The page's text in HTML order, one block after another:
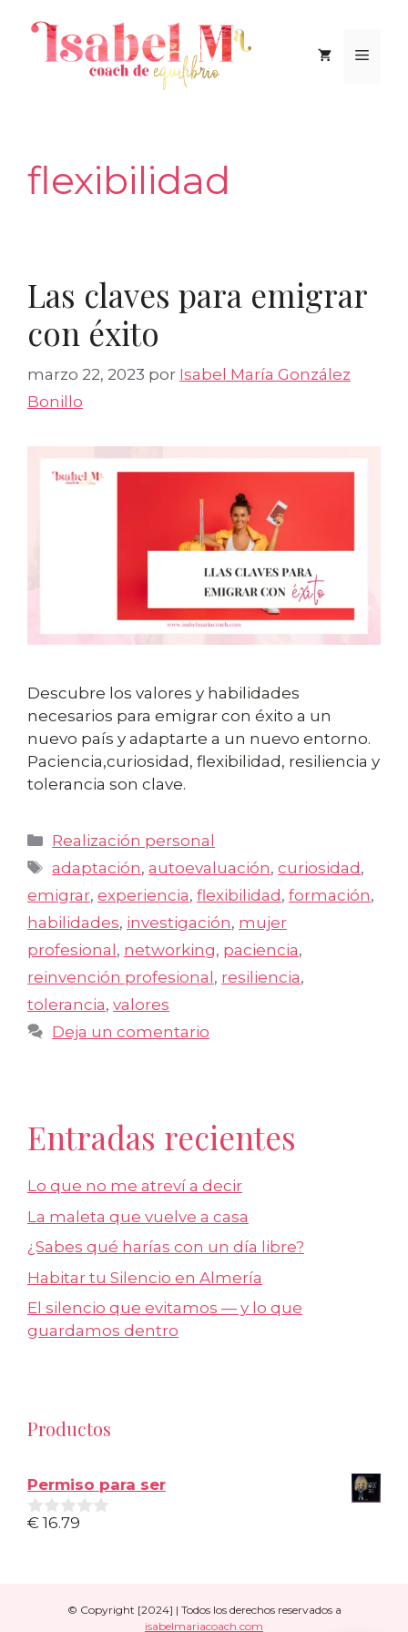
contenido
Menú
flexibilidad
Las claves para emigrar
con éxito
marzo 22, 2023 por Isabel María González
Bonillo
Descubre los valores y habilidades
necesarios para emigrar con éxito a un
nuevo país y adaptarte a un nuevo entorno.
Paciencia,curiosidad, flexibilidad, resiliencia y
tolerancia son clave.
Categorías
Realización personal
Etiquetas
adaptación,autoevaluación,curiosidad ,
emigrar, experiencia, flexibilidad , formación,
habilidades, investigación, mujer
profesional , networking, paciencia,
reinvención profesional , resiliencia,
tolerancia, valores
Deja un comentario
Entradas recientes
Lo que no me atreví a decir
La maleta que vuelve a casa
¿Sabes qué harías con un día libre?
Habitar tu Silencio en Almería
El silencio que evitamos — y lo que
guardamos dentro
Productos
Permiso para ser
0
€ 16.79
© Copyright [2024] | Todos los derechos reservados a
isabelmariacoach.com